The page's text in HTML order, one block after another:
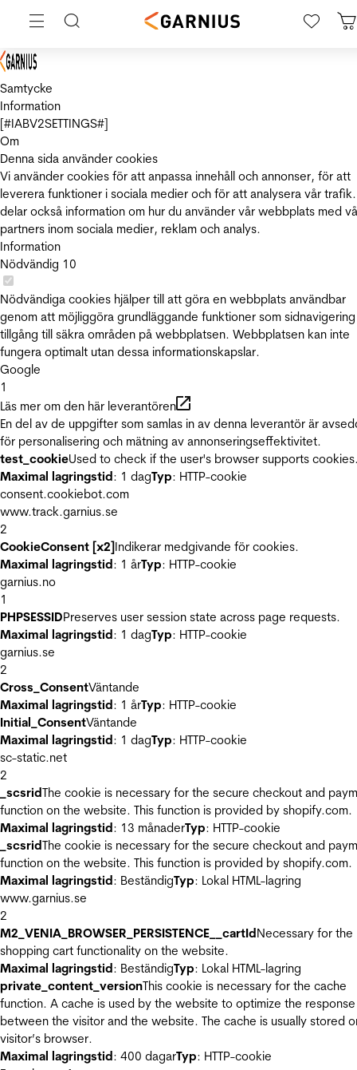
Samtycke
Information
[#IABV2SETTINGS#]
Om
Denna sida använder cookies
Vi använder cookies för att anpassa innehåll och annonser, för att
leverera funktioner i sociala medier och för att analysera vår
delar också information om hur du använder vår webbplats med
partners inom sociala medier, reklam och analys.
Information
Nödvändig 10
Nödvändiga cookies hjälper till att göra en webbplats användbar
genom att möjliggöra grundläggande funktioner som
tillgång till säkra områden på webbplatsen. Webbplatsen kan inte
fungera optimalt utan dessa informationskapslar.
Google
1
Läs mer om den här leverantören
En del av de uppgifter som samlas in av denna leverantör är
för personalisering och mätning av annonseringseffektivitet.
test_cookieUsed to check if the user's browser supports
Maximal lagringstid: 1 dagTyp: HTTP-cookie
consent.cookiebot.com
www.track.garnius.se
2
CookieConsent [x2]Indikerar medgivande för cookies.
Maximal lagringstid: 1 årTyp: HTTP-cookie
garnius.no
1
PHPSESSIDPreserves user session state across page requests.
Maximal lagringstid: 1 dagTyp: HTTP-cookie
garnius.se
2
Cross_ConsentVäntande
Maximal lagringstid: 1 årTyp: HTTP-cookie
Initial_ConsentVäntande
Maximal lagringstid: 1 dagTyp: HTTP-cookie
sc-static.net
2
_scsridThe cookie is necessary for the secure checkout and
function on the website. This function is provided by shopify.com.
Maximal lagringstid: 13 månaderTyp: HTTP-cookie
_scsridThe cookie is necessary for the secure checkout and
function on the website. This function is provided by shopify.com.
Maximal lagringstid: BeständigTyp: Lokal HTML-lagring
www.garnius.se
2
M2_VENIA_BROWSER_PERSISTENCE__cartIdNecessary for the
shopping cart functionality on the website.
Maximal lagringstid: BeständigTyp: Lokal HTML-lagring
private_content_versionThis cookie is necessary for the cache
function. A cache is used by the website to optimize the
between the visitor and the website. The cache is usually stored
visitor’s browser.
Maximal lagringstid: 400 dagarTyp: HTTP-cookie